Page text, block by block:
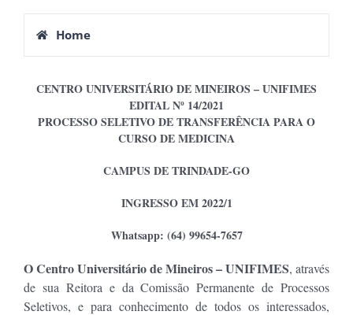
Home
CENTRO UNIVERSITÁRIO DE MINEIROS – UNIFIMES
EDITAL Nº 14/2021
PROCESSO SELETIVO DE TRANSFERÊNCIA PARA O
CURSO DE MEDICINA
CAMPUS DE TRINDADE-GO
INGRESSO EM 2022/1
Whatsapp: (64) 99654-7657
O Centro Universitário de Mineiros – UNIFIMES, através
de sua Reitora e da Comissão Permanente de Processos
Seletivos, e para conhecimento de todos os interessados,